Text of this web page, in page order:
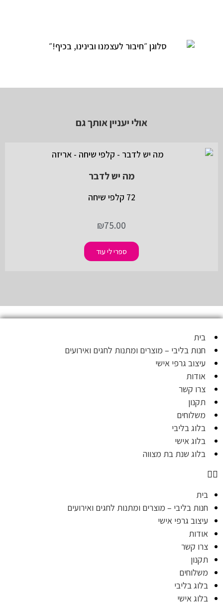
אולי יעניין אותך גם
מה יש לדבר
72 קלפי שיחה
₪75.00
ספרי לי עוד
בית
חנות בליבי – מוצרים ומתנות לחגים ואירועים
עיצוב גרפי אישי
אודות
צרו קשר
תקנון
משלוחים
בלוג בליבי
בלוג אישי
בלוג שנת בת מצווה
בית
חנות בליבי – מוצרים ומתנות לחגים ואירועים
עיצוב גרפי אישי
אודות
צרו קשר
תקנון
משלוחים
בלוג בליבי
בלוג אישי